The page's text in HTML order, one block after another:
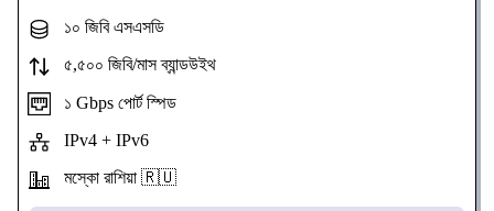
১০ জিবি এসএসডি
৫,৫০০ জিবি/মাস ব্যান্ডউইথ
১ Gbps পোর্ট স্পিড
IPv4 + IPv6
মস্কো রাশিয়া 🇷🇺